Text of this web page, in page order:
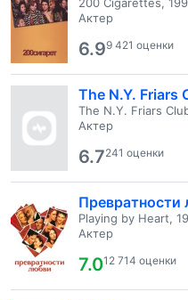
Актер
6.99 421 оценки
The N.Y. Friars
The N.Y. Friars
Актер
6.7241 оценки
Превратности
Playing by Heart,
Актер
7.012 714 оценки